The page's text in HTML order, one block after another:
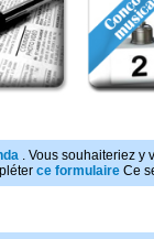
. Vous souhaiteriez y
ce formulaire Ce